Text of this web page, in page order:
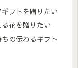
フトを贈りたい
花を贈りたい
の伝わるギフト